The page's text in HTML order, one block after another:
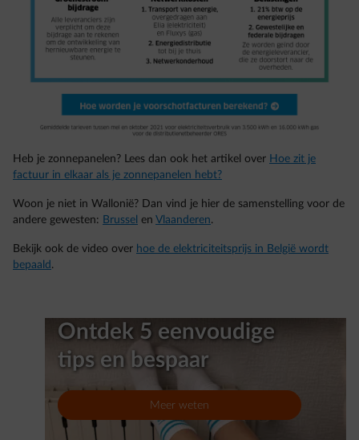
Heb je zonnepanelen? Lees dan ook het artikel over Hoe zit je
factuur in elkaar als je zonnepanelen hebt?
Woon je niet in Wallonië? Dan vind je hier de samenstelling voor de
andere gewesten: Brussel en Vlaanderen.
Bekijk ook de video over hoe de elektriciteitsprijs in België wordt
bepaald .
Ontdek 5 eenvoudige
tips en bespaar
Meer weten